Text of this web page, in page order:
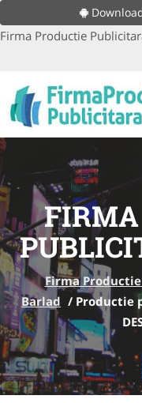
Firma Productie
FIRMA
Firma
Barlad / Productie